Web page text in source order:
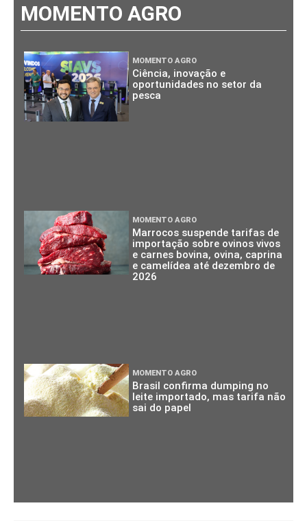
MOMENTO AGRO
MOMENTO AGRO
Ciência, inovação e
oportunidades no setor da
pesca
MOMENTO AGRO
Marrocos suspende tarifas de
importação sobre ovinos vivos
e carnes bovina, ovina, caprina
e camelídea até dezembro de
2026
MOMENTO AGRO
Brasil confirma dumping no
leite importado, mas tarifa não
sai do papel